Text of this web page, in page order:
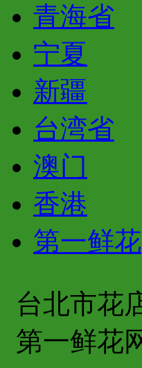
青海省
宁夏
新疆
台湾省
澳门
香港
第一鲜花
台北市花
第一鲜花